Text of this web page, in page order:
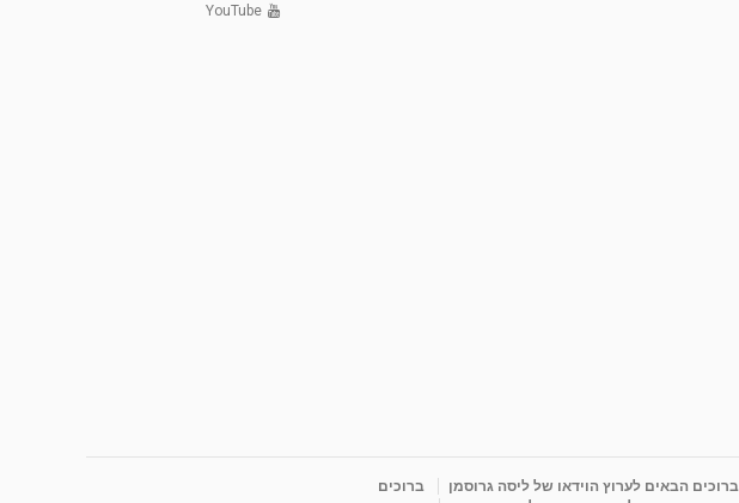
YouTube
ברוכים הבאים לערוץ הוידאו של ליסה גרוסמן
ברוכים